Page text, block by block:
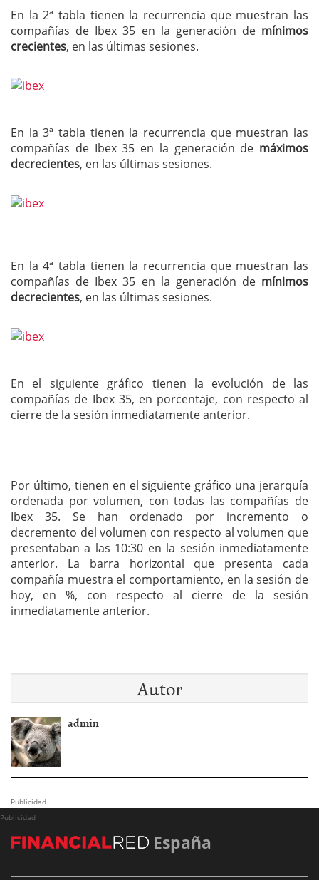
En la 2ª tabla tienen la recurrencia que muestran las
compañías de Ibex 35 en la generación de mínimos
crecientes, en las últimas sesiones.
En la 3ª tabla tienen la recurrencia que muestran las
compañías de Ibex 35 en la generación de máximos
decrecientes, en las últimas sesiones.
En la 4ª tabla tienen la recurrencia que muestran las
compañías de Ibex 35 en la generación de mínimos
decrecientes, en las últimas sesiones.
En el siguiente gráfico tienen la evolución de las
compañías de Ibex 35, en porcentaje, con respecto al
cierre de la sesión inmediatamente anterior.
Por último, tienen en el siguiente gráfico una jerarquía
ordenada por volumen, con todas las compañías de
Ibex 35. Se han ordenado por incremento o
decremento del volumen con respecto al volumen que
presentaban a las 10:30 en la sesión inmediatamente
anterior. La barra horizontal que presenta cada
compañía muestra el comportamiento, en la sesión de
hoy, en %, con respecto al cierre de la sesión
inmediatamente anterior.
Autor
admin
Publicidad
Publicidad
España